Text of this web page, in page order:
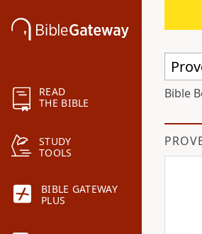
READ
THE BIBLE
STUDY
TOOLS
BIBLE GATEWAY
PLUS
Bible